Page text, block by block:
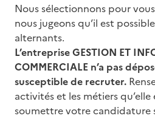
Nous sélectionnons pour
nous jugeons qu’il est
alternants.
L’entrepriseGESTION ET
COMMERCIALE n’a pas
susceptible de recruter.
activités et les métiers
soumettre votre candidature